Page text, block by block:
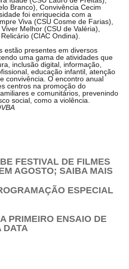
Branco), Convivência Cecim
foi enriquecida com a
Viva (CSU Cosme de Farias),
Melhor (CSU de Valéria),
(CIAC Ondina).
estão presentes em diversos
uma gama de atividades que
inclusão digital, informação,
educação infantil, atenção
convivência. O encontro anual
centros na promoção do
e comunitários, prevenindo
social, como a violência.
FESTIVAL DE FILMES
AGOSTO; SAIBA MAIS
ESPECIAL
PRIMEIRO ENSAIO DE
DATA